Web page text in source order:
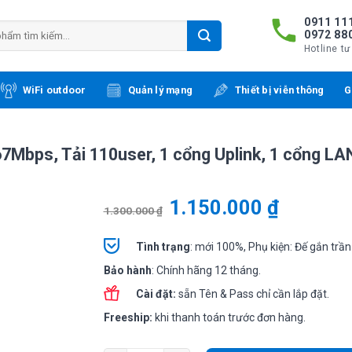
0911
0972
Hotline tư
WiFi outdoor Quản lý mạng Thiết bị viễn thông
Tải 110user, 1 cổng Uplink, 1 cổng
1.300.000₫ 1.150.000 ₫
Tình trạng: mới 100%, Phụ kiện: Đế gắn trần
Bảo hành: Chính hãng 12 tháng.
Cài đặt: sẵn Tên & Pass chỉ cần lắp đặt.
Freeship: khi thanh toán trước đơn hàng.